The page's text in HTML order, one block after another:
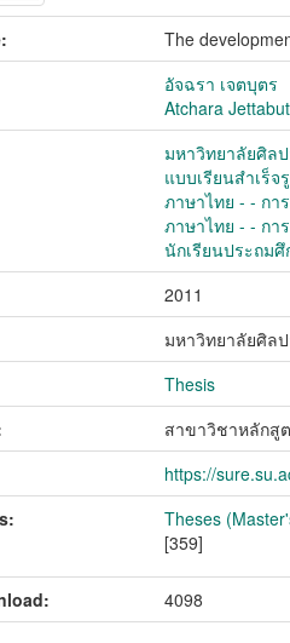
The
อัจฉรา เจตบุตร
Atchara Jettabut
มหาวิทยาลัยศิล
แบบเรียนสำเร็จ
ภาษาไทย - - กา
ภาษาไทย - - กา
นักเรียนประถมศึ
2011
มหาวิทยาลัยศิล
Thesis
สาขาวิชาหลักสู
https://
Theses
[359]
4098